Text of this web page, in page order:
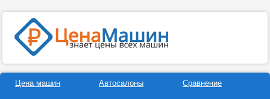
Цена машин Автосалоны Сравнение